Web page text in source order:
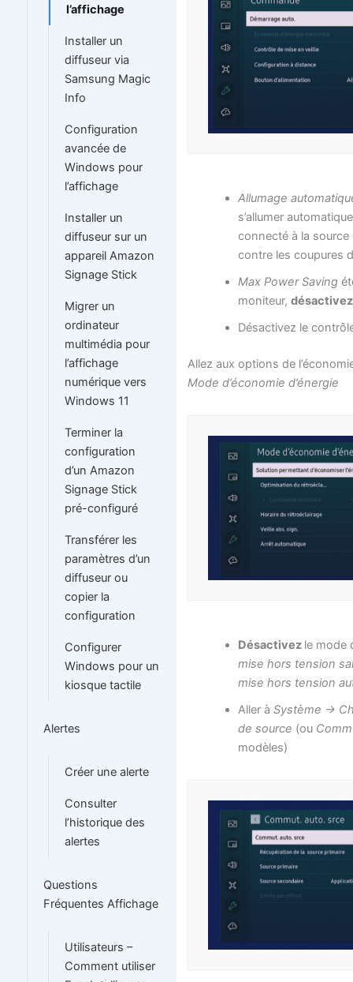
l’affichage
Installer un
diffuseur via
Samsung Magic
Info
Configuration
avancée de
Windows pour
l’affichage
Installer un
diffuseur sur un
appareil Amazon
Signage Stick
Migrer un
ordinateur
multimédia pour
l’affichage
numérique vers
Windows 11
Terminer la
configuration
d’un Amazon
Signage Stick
pré-configuré
Transférer les
paramètres d’un
diffuseur ou
copier la
configuration
Configurer
Windows pour un
kiosque tactile
Alertes
Créer une alerte
Consulter
l’historique des
alertes
Questions
Fréquentes Affichage
Utilisateurs –
Comment utiliser
Allumage
s’allumer
connecté à la source
contre les coupures
Max Power Saving
moniteur,
Désactivez le
Allez aux options de
Mode d’économie d’énergie
Désactivez le mode
mise hors tension
mise hors tension
Aller àSystème ->
de source (ou
modèles)